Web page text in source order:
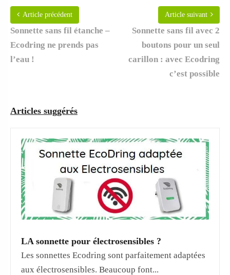
Article précédent
Sonnette sans fil étanche –
Ecodring ne prends pas
l’eau !
Article suivant
Sonnette sans fil avec 2
boutons pour un seul
carillon : avec Ecodring
c’est possible
Articles suggérés
LA sonnette pour électrosensibles ?
Les sonnettes Ecodring sont parfaitement adaptées
aux électrosensibles. Beaucoup font...